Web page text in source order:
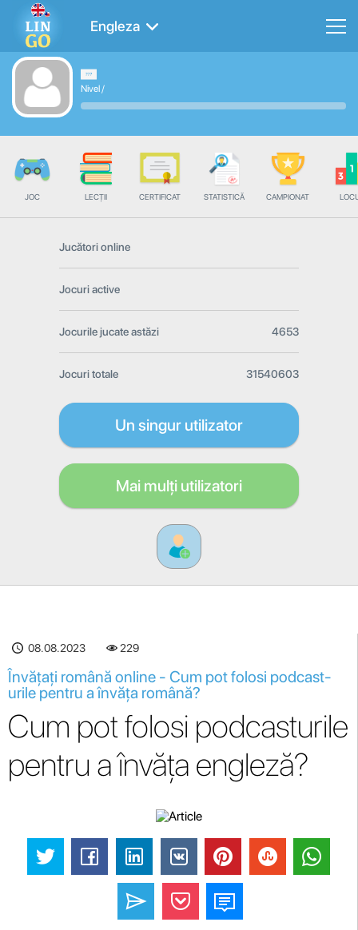
Engleza
Nivel/
JOC LECȚII CERTIFICAT STATISTICĂ CAMPIONAT
Jucători online
Jocuri active
Jocurile jucate astăzi 4653
Jocuri totale 31540603
Un singur utilizator
Mai mulți utilizatori
08.08.2023 229
Învățați română online - Cum pot folosi podcast-
urile pentru a învăța română?
Cum pot folosi podcasturile
pentru a învăța engleză?